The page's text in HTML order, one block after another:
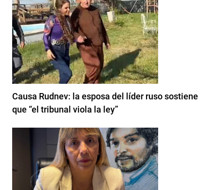
Causa Rudnev: la esposa del líder ruso sostiene
que “el tribunal viola la ley”